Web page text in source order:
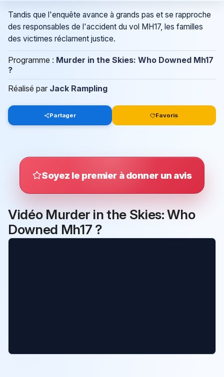
Tandis que l'enquête avance à grands pas et se rapproche
des responsables de l'accident du vol MH17, les familles
des victimes réclament justice.
Programme : Murder in the Skies: Who Downed Mh17
?
Réalisé par Jack Rampling
Partager Favoris
Soyez le premier à donner un avis
Vidéo Murder in the Skies: Who
Downed Mh17 ?